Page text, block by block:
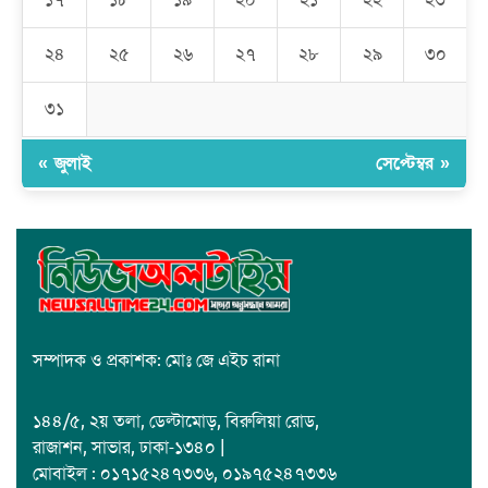
রমজান উপলক্ষে সাভারে মানবাধিকার সংস্থার ইফতার
জাবাল-ই-নূর মডেল মাদ্রাসায় ১২তম বার্ষিক পুরস্কার বিতরণ ও বালিকা
২৪ ২৫ ২৬ ২৭ ২৮ ২৯ ৩০
৩১
« জুলাই সেপ্টেম্বর »
সম্পাদক ও প্রকাশক: মোঃ জে এইচ রানা
১৪৪/৫, ২য় তলা, ডেল্টামোড়, বিরুলিয়া রোড,
রাজাশন, সাভার, ঢাকা-১৩৪০ |
মোবাইল : ০১৭১৫২৪৭৩৩৬, ০১৯৭৫২৪৭৩৩৬